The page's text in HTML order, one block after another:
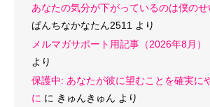
あなたの気分が下がっているのは僕のせ
ぱんちなかなたん2511 より
メルマガサポート用記事（2026年8月）
より
保護中: あなたが彼に望むことを確実に
に に きゅんきゅん より